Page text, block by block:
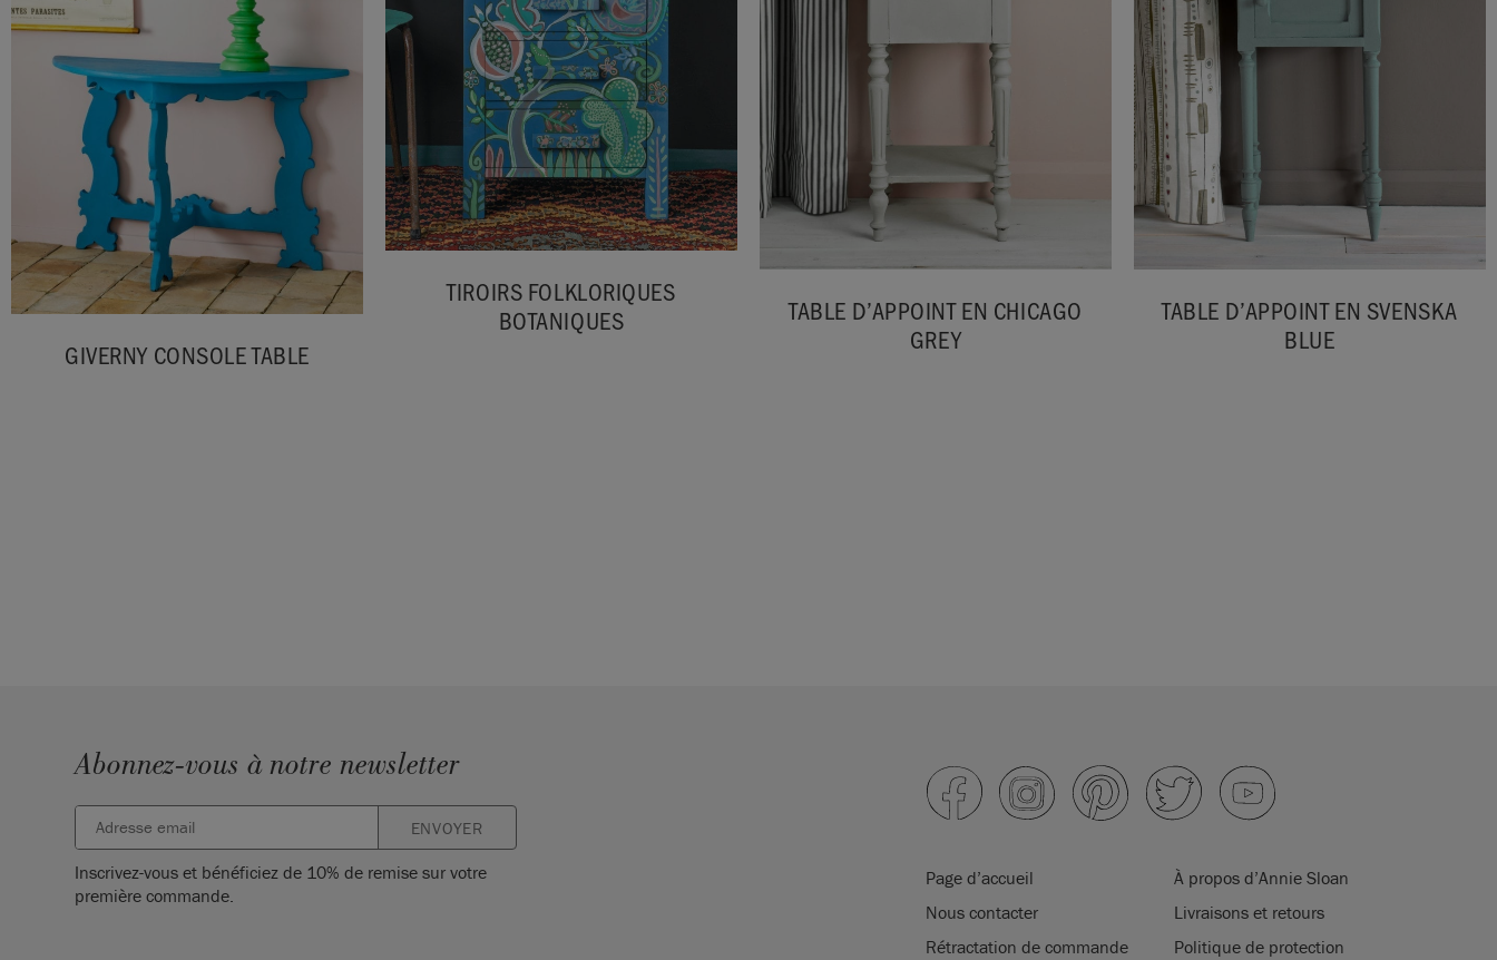
GIVERNY CONSOLE TABLE
TIROIRS FOLKLORIQUES
BOTANIQUES
TABLE D’APPOINT EN CHICAGO
GREY
TABLE D’APPOINT EN SVENSKA
BLUE
Abonnez-vous à notre newsletter
ENVOYER
Inscrivez-vous et bénéficiez de 10% de remise sur votre
première commande.
Page d’accueil
À propos d’Annie Sloan
Nous contacter
Livraisons et retours
Rétractation de commande
Politique de protection